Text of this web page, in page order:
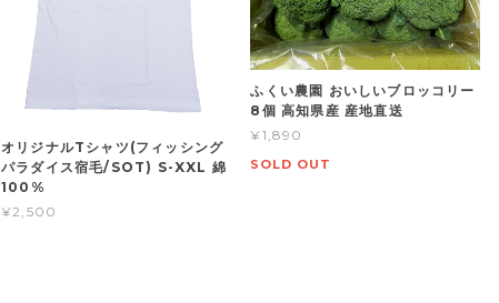
オリジナルTシャツ(フィッシング
パラダイス宿毛/SOT) S-XXL 綿
100%
¥2,500
ふくい農園 おいしいブロッコリー
8個 高知県産 産地直送
¥1,890
SOLD OUT